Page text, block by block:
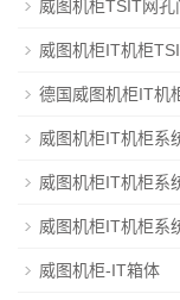
威图机柜TSIT网孔
威图机柜IT机柜
德国威图机柜IT机
威图机柜IT机柜系
威图机柜IT机柜系
威图机柜IT机柜系
威图机柜-IT箱体